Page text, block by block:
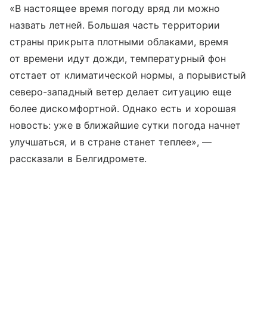
«В настоящее время погоду вряд ли можно
назвать летней. Большая часть территории
страны прикрыта плотными облаками, время
от времени идут дожди, температурный фон
отстает от климатической нормы, а порывистый
северо-западный ветер делает ситуацию еще
более дискомфортной. Однако есть и хорошая
новость: уже в ближайшие сутки погода начнет
улучшаться, и в стране станет теплее», —
рассказали в Белгидромете.